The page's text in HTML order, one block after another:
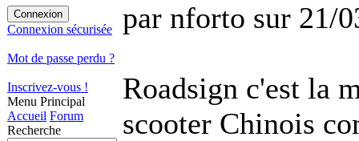
Connexion sécurisée
Mot de passe perdu ?
Inscrivez-vous !
Menu Principal
Accueil Forum
Recherche
par nforto sur 21/
Roadsign c'est la
scooter Chinois